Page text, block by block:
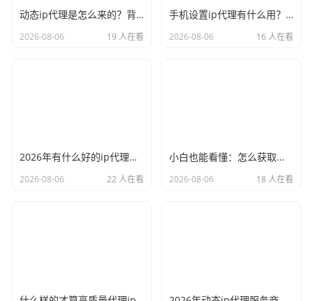
动态ip代理是怎么来的？背后的原理比你想象的精彩
2026-08-06 19 人在看
手机设置ip代理有什么用？不只是改定位那么简单
2026-08-06 16 人在看
2026年有什么好的ip代理软件？亲测后我只推荐这几个
2026-08-06 22 人在看
小白也能看懂：怎么获取代理ip和端口号，一步步教会你
2026-08-06 18 人在看